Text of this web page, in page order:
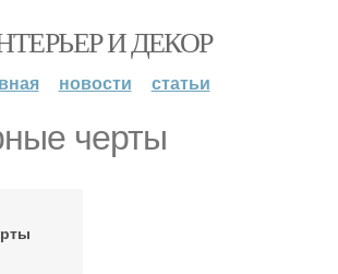
И ДЕКОР
новости статьи
черты